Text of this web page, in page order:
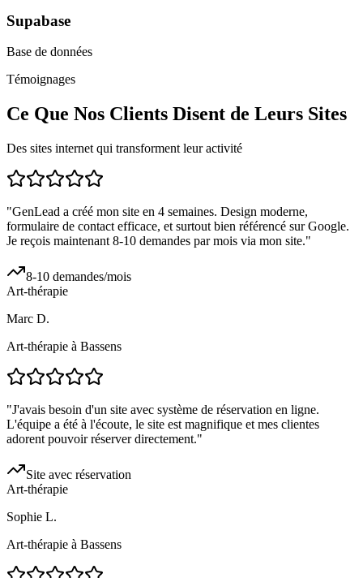
Supabase
Base de données
Témoignages
Ce Que Nos Clients Disent de Leurs Sites
Des sites internet qui transforment leur activité
"GenLead a créé mon site en 4 semaines. Design moderne,
formulaire de contact efficace, et surtout bien référencé sur Google.
Je reçois maintenant 8-10 demandes par mois via mon site."
8-10 demandes/mois
Art-thérapie
Marc D.
Art-thérapie à Bassens
"J'avais besoin d'un site avec système de réservation en ligne.
L'équipe a été à l'écoute, le site est magnifique et mes clientes
adorent pouvoir réserver directement."
Site avec réservation
Art-thérapie
Sophie L.
Art-thérapie à Bassens